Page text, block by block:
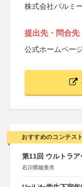
株式会社パルミ
提出先・問合先
公式ホームペー
おすすめのコンテスト
第11回 ウルトラア
石川県能美市